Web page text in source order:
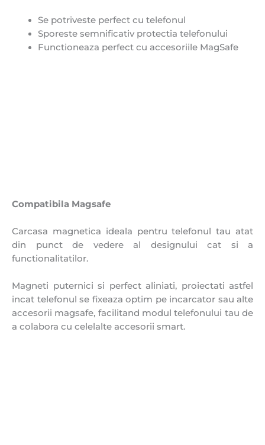
Se potriveste perfect cu telefonul
Sporeste semnificativ protectia telefonului
Functioneaza perfect cu accesoriile MagSafe
Compatibila Magsafe
Carcasa magnetica ideala pentru telefonul tau atat
din punct de vedere al designului cat si a
functionalitatilor.
Magneti puternici si perfect aliniati, proiectati astfel
incat telefonul se fixeaza optim pe incarcator sau alte
accesorii magsafe, facilitand modul telefonului tau de
a colabora cu celelalte accesorii smart.